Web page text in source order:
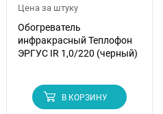
Цена за штуку
Обогреватель
инфракрасный Теплофон
ЭРГУС IR 1,0/220 (черный)
В КОРЗИНУ